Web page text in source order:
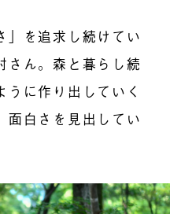
」を追求し続けてい
さん。森と暮らし続
うに作り出していく
面白さを見出してい